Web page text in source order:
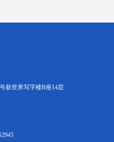
新世界写字楼B座14层